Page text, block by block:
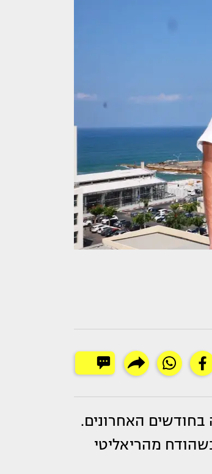
בחודשים האחרונים.
מהריאליטי